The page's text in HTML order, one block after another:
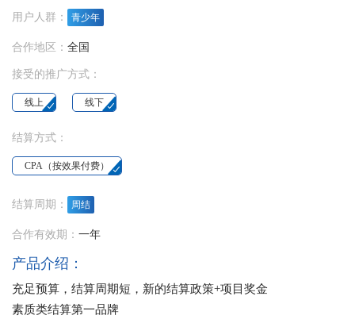
用户人群： 青少年
合作地区： 全国
接受的推广方式：
线上 线下
结算方式：
CPA（按效果付费）
结算周期： 周结
合作有效期： 一年
产品介绍：
充足预算，结算周期短，新的结算政策+项目奖金
素质类结算第一品牌